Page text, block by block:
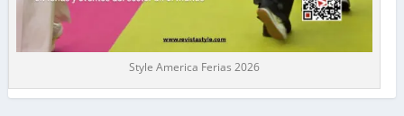
Style America Ferias 2026